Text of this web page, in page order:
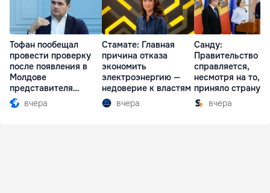
Тофан пообещал
провести проверку
после появления в
Молдове
представителя
Южной Осетии
вчера
Стамате: Главная
причина отказа
экономить
электроэнергию —
недоверие к властям
вчера
Санду:
Правительство
справляется,
несмотря на то,
приняло страну в
разгар кризиса
вчера